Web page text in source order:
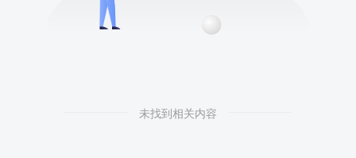
未找到相关内容